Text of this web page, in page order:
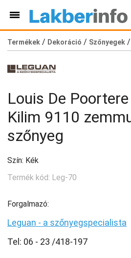
Termékek / Dekoráció / Szőnyegek /
Louis De
Kilim 9110
szőnyeg
Szín: Kék
Termék kód: Leg-70
Forgalmazó:
Leguan - a szőnyegspecialista
Tel: 06 - 23 /418-197